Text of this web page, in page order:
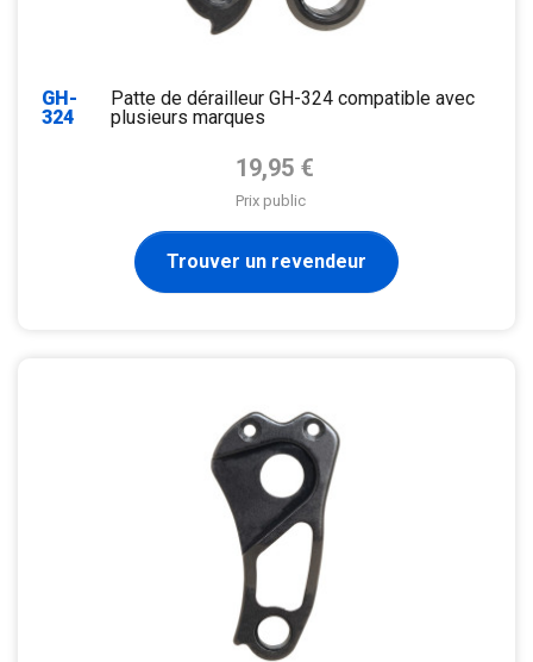
GH-
324
Patte de dérailleur GH-324 compatible avec
plusieurs marques
Prix de base
19,95 €
Prix public
Trouver un revendeur